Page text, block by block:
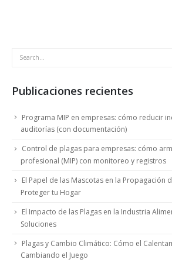
Publicaciones recientes
Programa MIP en empresas: cómo reducir
auditorías (con documentación)
Control de plagas para empresas: cómo
profesional (MIP) con monitoreo y registros
El Papel de las Mascotas en la Propagación
Proteger tu Hogar
El Impacto de las Plagas en la Industria
Soluciones
Plagas y Cambio Climático: Cómo el
Cambiando el Juego